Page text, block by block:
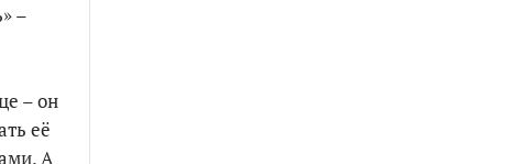
–
– он
её
А